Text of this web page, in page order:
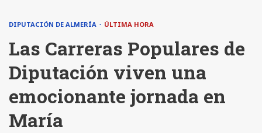
DIPUTACIÓN DE ALMERÍA ÚLTIMA HORA
Las Carreras Populares de
Diputación viven una
emocionante jornada en
María